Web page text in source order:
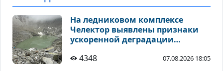
На ледниковом комплексе
Челектор выявлены признаки
ускоренной деградации
4348
07.08.2026 18:05